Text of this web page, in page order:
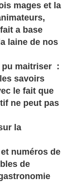
mages et la
a base
laine de nos
pu maitriser :
savoirs
le fait que
ne peut pas
la
numéros de
de